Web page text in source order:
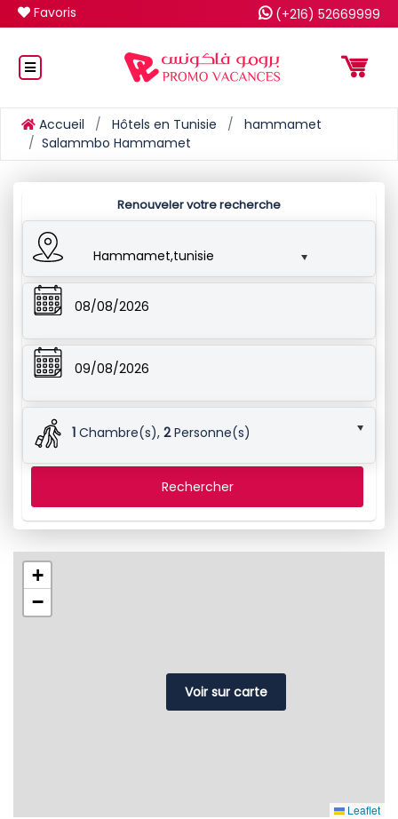
Favoris (+216) 52669999
Accueil Hôtels en Tunisie
hammamet
Salammbo Hammamet
Renouveler votre recherche
Hammamet,tunisie
08/08/2026
09/08/2026
1 Chambre(s), 2Personne(s)
Rechercher
+
−
Leaflet
Voir sur carte